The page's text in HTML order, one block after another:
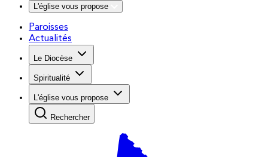
L'église vous propose
Paroisses
Actualités
Le Diocèse
Spiritualité
L'église vous propose
Rechercher